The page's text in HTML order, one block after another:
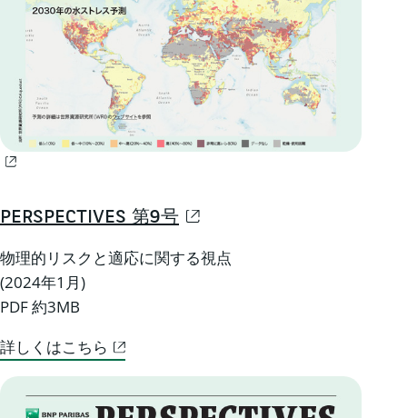
PERSPECTIVES 第9号
物理的リスクと適応に関する視点
(2024年1月)
PDF 約3MB
詳しくはこちら